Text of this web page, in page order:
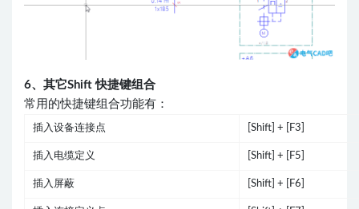
6、其它Shift 快捷键组合
常用的快捷键组合功能有：
插入设备连接点 [Shift] + [F3]
插入电缆定义 [Shift] + [F5]
插入屏蔽 [Shift] + [F6]